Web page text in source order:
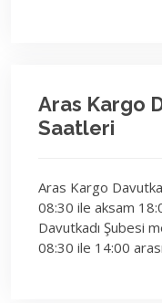
Aras Kargo
Saatleri
Aras Kargo
08:30 ile aksam
Davutkadı Şubesi
08:30 ile 14:00